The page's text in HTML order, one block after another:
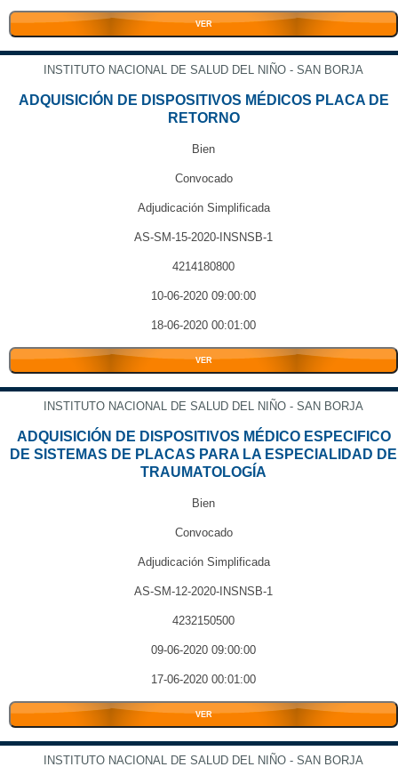
VER
INSTITUTO NACIONAL DE SALUD DEL NIÑO - SAN BORJA
ADQUISICIÓN DE DISPOSITIVOS MÉDICOS PLACA DE
RETORNO
Bien
Convocado
Adjudicación Simplificada
AS-SM-15-2020-INSNSB-1
4214180800
10-06-2020 09:00:00
18-06-2020 00:01:00
VER
INSTITUTO NACIONAL DE SALUD DEL NIÑO - SAN BORJA
ADQUISICIÓN DE DISPOSITIVOS MÉDICO ESPECIFICO
DE SISTEMAS DE PLACAS PARA LA ESPECIALIDAD DE
TRAUMATOLOGÍA
Bien
Convocado
Adjudicación Simplificada
AS-SM-12-2020-INSNSB-1
4232150500
09-06-2020 09:00:00
17-06-2020 00:01:00
VER
INSTITUTO NACIONAL DE SALUD DEL NIÑO - SAN BORJA